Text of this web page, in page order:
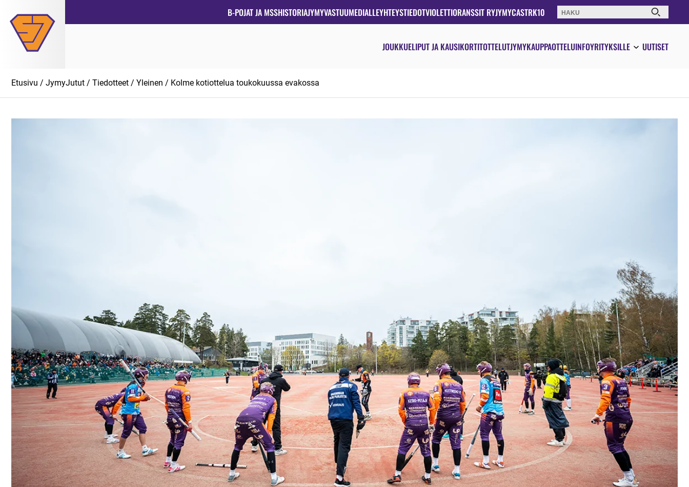
suoraan
sisältöön
B-POJAT JA MSSHISTORIAJYMYVASTUUMEDIALLEYHTEYSTIEDOTVIOLETTIORANSSIT RYJYMYCASTRK10 Haku:
JOUKKUELIPUT JA KAUSIKORTITOTTELUTJYMYKAUPPAOTTELUINFOYRITYKSILLE UUTISET
Etusivu / JymyJutut / Tiedotteet / Yleinen / Kolme kotiottelua toukokuussa evakossa